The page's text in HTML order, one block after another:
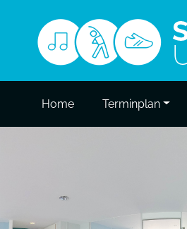
Home Terminplan